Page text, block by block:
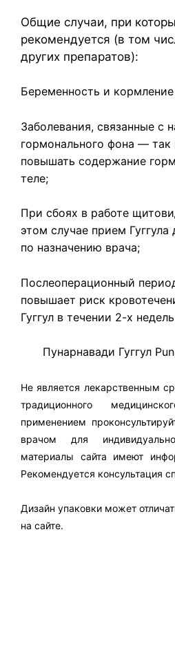
Общие случаи, при
рекомендуется (в том
других препаратов):
Беременность и
Заболевания, связанные с
гормонального фона — так
повышать содержание
теле;
При сбоях в работе
этом случае прием Гуггула
по назначению врача;
Послеоперационный
повышает риск
Гуггул в течении 2-х
Пунарнавади Гуггул
Не является лекарственным
традиционного
применением
врачом для
материалы сайта имеют
Рекомендуется консультация
Дизайн упаковки может
на сайте.